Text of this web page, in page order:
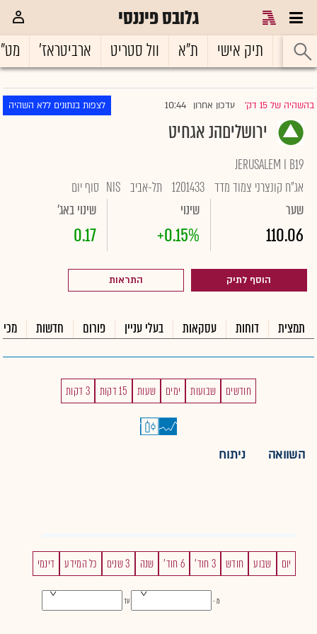
גלובס פיננסי
ראשי תיק אישי ת"א וול סטריט ארביטראז'
בהשהיה של 15 דק' |עדכון אחרון 10:44 לצפות בנתונים ללא השהיה
ירושליםהנ אגחיט
JERUSALEM I B19
אג"ח קונצרני צמוד מדד 1201433 תל-אביב NIS סוף יום
שער
110.06
שינוי
+0.15%
שינוי באג'
0.17
הוסף לתיק התראות
תמצית דוחות עסקאות בעלי עניין פורום חדשות
חודשים שבועות ימים שעות 15 דקות 3 דקות
השוואה ניתוח
יום שבוע חודש 3 חוד' 6 חוד' שנה 3 שנים כל המידע דינמי
מ - עד